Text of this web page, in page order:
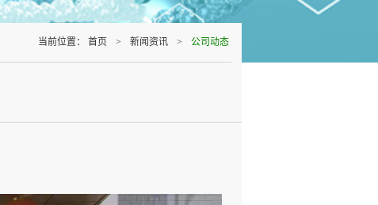
当前位置： 首页 > 新闻资讯 > 公司动态